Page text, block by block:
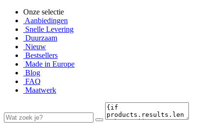
Onze selectie
Aanbiedingen
Snelle Levering
Duurzaam
Nieuw
Bestsellers
Made in Europe
Blog
FAQ
Maatwerk